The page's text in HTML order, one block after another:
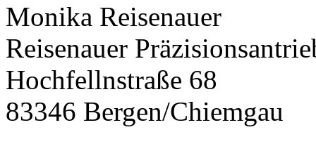
Monika Reisenauer
Reisenauer
Hochfellnstraße 68
83346 Bergen/Chiemgau